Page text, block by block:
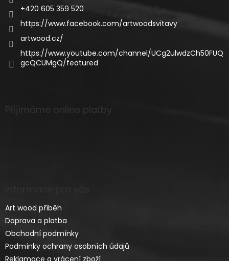
+420 605 359 520
https://www.facebook.com/artwoodsvitavy
artwood.cz/
https://www.youtube.com/channel/UCg2ulwdzCh50FUQ
gcQCUMgQ/featured
Přijímáme online platby
Art wood příběh
Doprava a platba
Obchodní podmínky
Podmínky ochrany osobních údajů